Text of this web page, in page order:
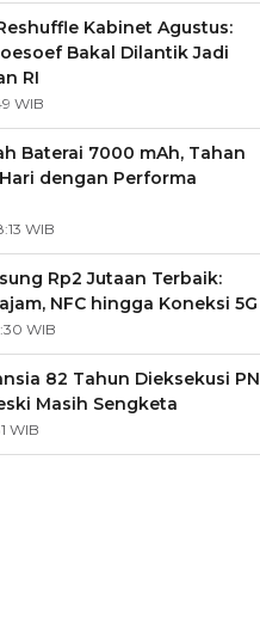
Kabinet Agustus:
Bakal Dilantik Jadi
RI
WIB
Baterai 7000 mAh, Tahan
dengan Performa
WIB
Rp2 Jutaan Terbaik:
NFC hingga Koneksi 5G
WIB
82 Tahun Dieksekusi PN
Masih Sengketa
WIB